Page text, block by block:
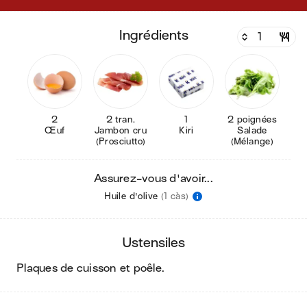
ingrédients
2
Œuf
2 tran.
Jambon cru
(Prosciutto)
1
Kiri
2 poignées
Salade
(Mélange)
Assurez-vous d'avoir...
Huile d'olive (1 càs)
ustensiles
plaques de cuisson et poêle.